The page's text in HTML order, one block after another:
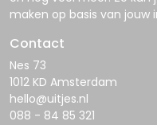
maken op basis van jouw
Contact
Nes 73
1012 KD Amsterdam
hello@uitjes.nl
088 - 84 85 321